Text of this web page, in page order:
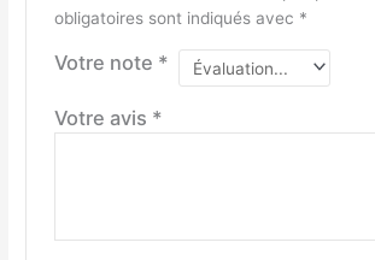
obligatoires sont indiqués avec *
Votre note *
Votre avis *